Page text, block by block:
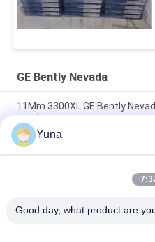
GE Bently Nevada
11Mm 3300XL GE Bently
sonde
50 mm 3300XL Bently Nevada
050-10-02-00
8.0 Mètre 3300 XL 11Mm GE
Yuna
Good day, what product are